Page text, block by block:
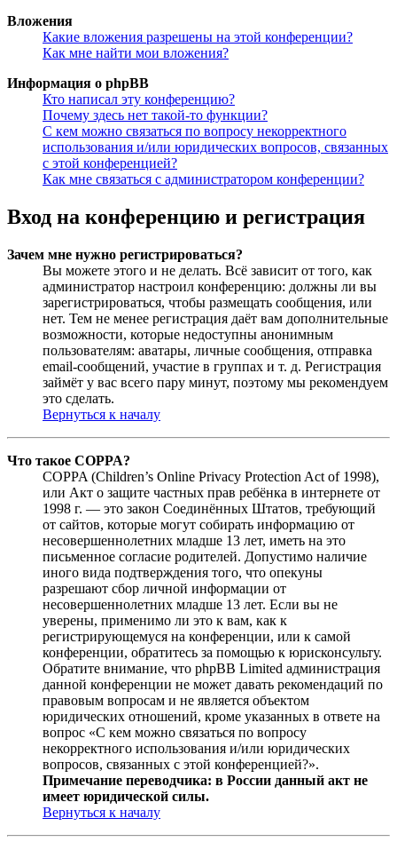
Вложения
Какие вложения разрешены на этой конференции?
Как мне найти мои вложения?
Информация о phpBB
Кто написал эту конференцию?
Почему здесь нет такой-то функции?
С кем можно связаться по вопросу некорректного
использования и/или юридических вопросов, связанных
с этой конференцией?
Как мне связаться с администратором конференции?
Вход на конференцию и регистрация
Зачем мне нужно регистрироваться?
Вы можете этого и не делать. Всё зависит от того, как
администратор настроил конференцию: должны ли вы
зарегистрироваться, чтобы размещать сообщения, или
нет. Тем не менее регистрация даёт вам дополнительные
возможности, которые недоступны анонимным
пользователям: аватары, личные сообщения, отправка
email-сообщений, участие в группах и т. д. Регистрация
займёт у вас всего пару минут, поэтому мы рекомендуем
это сделать.
Вернуться к началу
Что такое COPPA?
COPPA (Children’s Online Privacy Protection Act of 1998),
или Акт о защите частных прав ребёнка в интернете от
1998 г. — это закон Соединённых Штатов, требующий
от сайтов, которые могут собирать информацию от
несовершеннолетних младше 13 лет, иметь на это
письменное согласие родителей. Допустимо наличие
иного вида подтверждения того, что опекуны
разрешают сбор личной информации от
несовершеннолетних младше 13 лет. Если вы не
уверены, применимо ли это к вам, как к
регистрирующемуся на конференции, или к самой
конференции, обратитесь за помощью к юрисконсульту.
Обратите внимание, что phpBB Limited администрация
данной конференции не может давать рекомендаций по
правовым вопросам и не является объектом
юридических отношений, кроме указанных в ответе на
вопрос «С кем можно связаться по вопросу
некорректного использования и/или юридических
вопросов, связанных с этой конференцией?».
Примечание переводчика: в России данный акт не
имеет юридической силы.
Вернуться к началу